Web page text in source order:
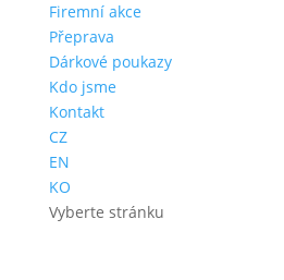
Firemní akce
Přeprava
Dárkové poukazy
Kdo jsme
Kontakt
CZ
EN
KO
Vyberte stránku